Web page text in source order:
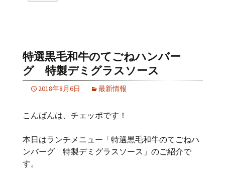
特選黒毛和牛のてごねハンバー
グ 特製デミグラスソース
2018年8月6日 最新情報
こんばんは、チェッポです！
本日はランチメニュー「特選黒毛和牛のてごねハ
ンバーグ 特製デミグラスソース」のご紹介で
す。